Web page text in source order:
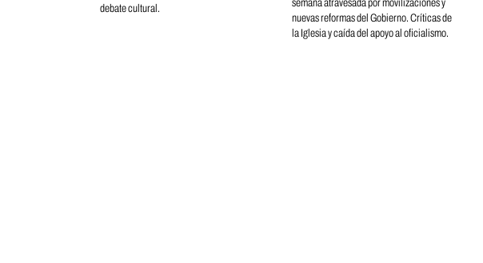
debate cultural.
semana atravesada por movilizaciones y
nuevas reformas del Gobierno. Críticas de
la Iglesia y caída del apoyo al oficialismo.